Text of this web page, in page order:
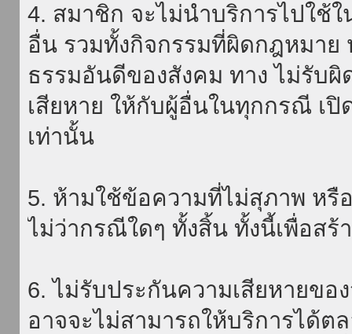
4. สมาชิก จะไม่นำบริการไปใช้
อื่น รวมทั้งกิจกรรมที่ผิดกฎหมาย
ธรรมอันดีของสังคม ทาง ไม่รับ
เสียหาย ให้กับผู้อื่นในทุกกรณี เปิ
เท่านั้น
5. ห้ามใช้ข้อความที่ไม่สุภาพ หรื
ไม่ว่ากรณีใดๆ ทั้งสิ้น ทั้งนี้เพื่อสร้
6. ไม่รับประกันความเสียหายขอ
อาจจะไม่สามารถให้บริการได้ต